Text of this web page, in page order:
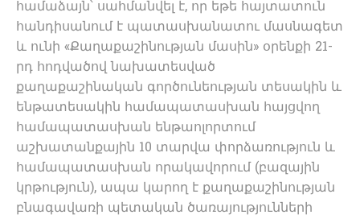
համաձայն՝ սահմանվել է, որ եթե հայտատուն
հանդիսանում է պատասխանատու մասնագետ
և ունի «Քաղաքաշինության մասին» օրենքի 21-
րդ հոդվածով նախատեսված
քաղաքաշինական գործունեության տեսակին և
ենթատեսակին համապատասխան հայցվող
համապատասխան ենթաոլորտում
աշխատանքային 10 տարվա փորձառություն և
համապատասխան որակավորում (բազային
կրթություն), ապա կարող է քաղաքաշինության
բնագավառի պետական ծառայությունների